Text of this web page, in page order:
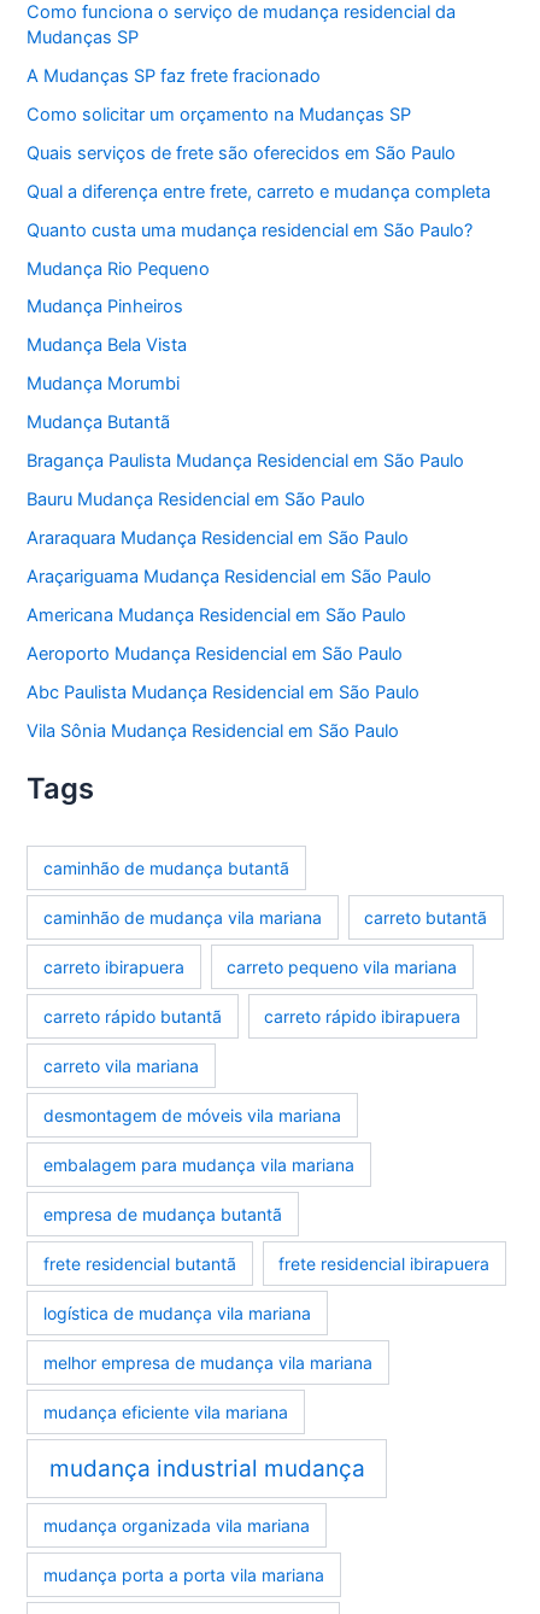
Como funciona o serviço de mudança residencial da
Mudanças SP
A Mudanças SP faz frete fracionado
Como solicitar um orçamento na Mudanças SP
Quais serviços de frete são oferecidos em São Paulo
Qual a diferença entre frete, carreto e mudança completa
Quanto custa uma mudança residencial em São Paulo?
Mudança Rio Pequeno
Mudança Pinheiros
Mudança Bela Vista
Mudança Morumbi
Mudança Butantã
Bragança Paulista Mudança Residencial em São Paulo
Bauru Mudança Residencial em São Paulo
Araraquara Mudança Residencial em São Paulo
Araçariguama Mudança Residencial em São Paulo
Americana Mudança Residencial em São Paulo
Aeroporto Mudança Residencial em São Paulo
Abc Paulista Mudança Residencial em São Paulo
Vila Sônia Mudança Residencial em São Paulo
Tags
caminhão de mudança butantã
caminhão de mudança vila mariana carreto butantã
carreto ibirapuera carreto pequeno vila mariana
carreto rápido butantã carreto rápido ibirapuera
carreto vila mariana
desmontagem de móveis vila mariana
embalagem para mudança vila mariana
empresa de mudança butantã
frete residencial butantã frete residencial ibirapuera
logística de mudança vila mariana
melhor empresa de mudança vila mariana
mudança eficiente vila mariana
mudança industrial mudança
mudança organizada vila mariana
mudança porta a porta vila mariana